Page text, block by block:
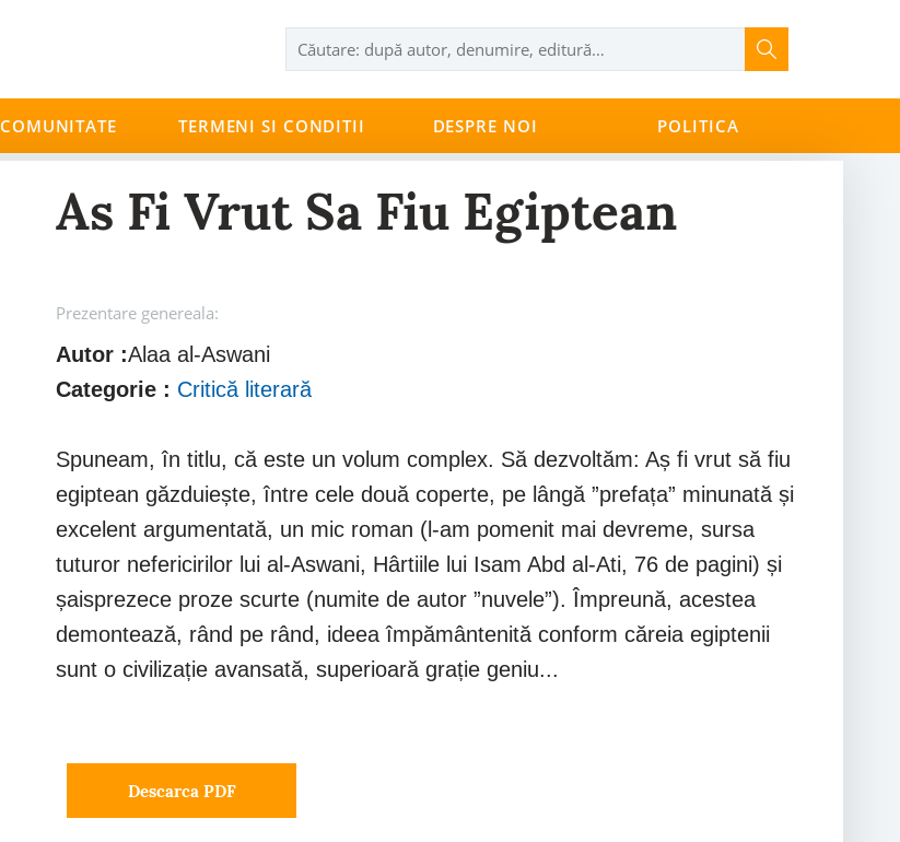
COMUNITATE TERMENI SI CONDITII DESPRE NOI POLITICA
As Fi Vrut Sa Fiu Egiptean
Prezentare genereala:
Autor :Alaa al-Aswani
Categorie : Critică literară
Spuneam, în titlu, că este un volum complex. Să dezvoltăm: Aș fi vrut să fiu
egiptean găzduiește, între cele două coperte, pe lângă ”prefața” minunată și
excelent argumentată, un mic roman (l-am pomenit mai devreme, sursa
tuturor nefericirilor lui al-Aswani, Hârtiile lui Isam Abd al-Ati, 76 de pagini) și
șaisprezece proze scurte (numite de autor ”nuvele”). Împreună, acestea
demontează, rând pe rând, ideea împământenită conform căreia egiptenii
sunt o civilizație avansată, superioară grație geniu...
Descarca PDF